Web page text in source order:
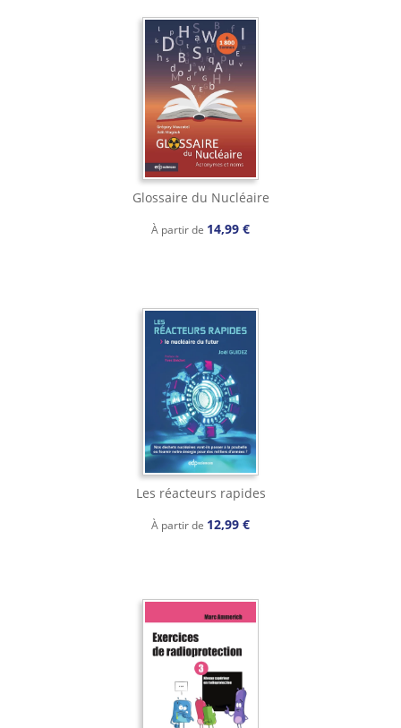
Glossaire du Nucléaire
À partir de 14,99 €
Les réacteurs rapides
À partir de 12,99 €